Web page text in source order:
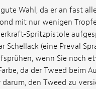
Wahl, da er an fast
mit nur wenigen
Spritzpistole
Schellack (eine Preval
wenn Sie noch
da der Tweed beim
den Tweed zu